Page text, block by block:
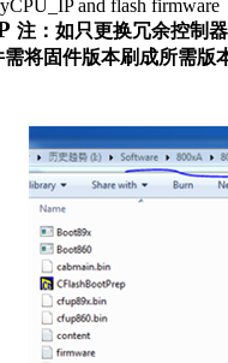
and flash firmware
注： 如只更换冗余控制
将固件版本刷成所需版